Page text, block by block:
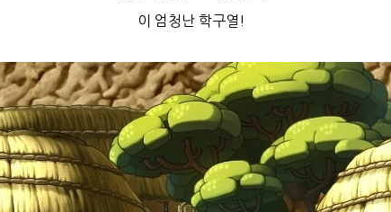
이 엄청난 학구열!